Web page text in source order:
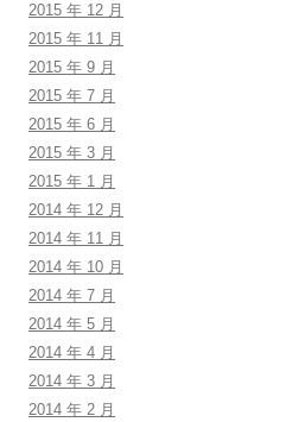
2015 年 12 月
2015 年 11 月
2015 年 9 月
2015 年 7 月
2015 年 6 月
2015 年 3 月
2015 年 1 月
2014 年 12 月
2014 年 11 月
2014 年 10 月
2014 年 7 月
2014 年 5 月
2014 年 4 月
2014 年 3 月
2014 年 2 月